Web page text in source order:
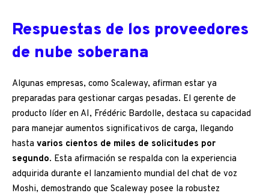
Respuestas de los proveedores
de nube soberana
Algunas empresas, como Scaleway, afirman estar ya
preparadas para gestionar cargas pesadas. El gerente de
producto líder en AI, Frédéric Bardolle, destaca su capacidad
para manejar aumentos significativos de carga, llegando
hasta varios cientos de miles de solicitudes por
segundo. Esta afirmación se respalda con la experiencia
adquirida durante el lanzamiento mundial del chat de voz
Moshi, demostrando que Scaleway posee la robustez